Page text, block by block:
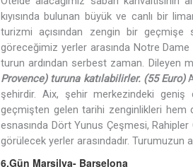
kıyısında bulunan büyük ve canlı bir
turizmi açısından zengin bir geçmişe
göreceğimiz yerler arasında Notre Dame
turun ardından serbest zaman. Dileyen
Provence) turuna katılabilirler. (55 Euro)
şehirdir. Aix, şehir merkezindeki geniş
geçmişten gelen tarihi zenginlikleri hem
esnasında Dört Yunus Çeşmesi,
görülecek yerler arasındadır.
6.Gün Marsilya- Barselona